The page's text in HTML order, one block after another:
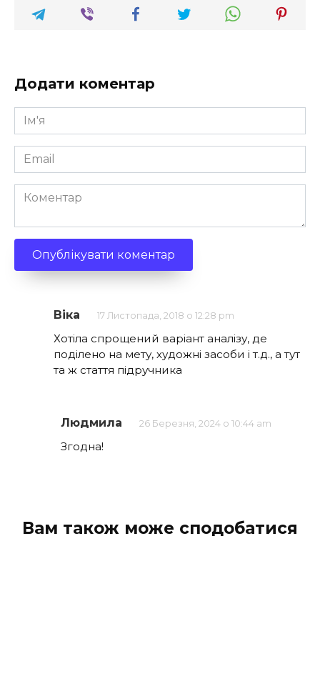
Додати коментар
Ім'я
*
Email
*
Коментар
Віка 17 Листопада, 2018 о 12:28 pm
Хотіла спрощений варіант аналізу, де
поділено на мету, художні засоби і т.д., а тут
та ж стаття підручника
Людмила 26 Березня, 2024 о 10:44 am
Згодна!
Вам також може сподобатися